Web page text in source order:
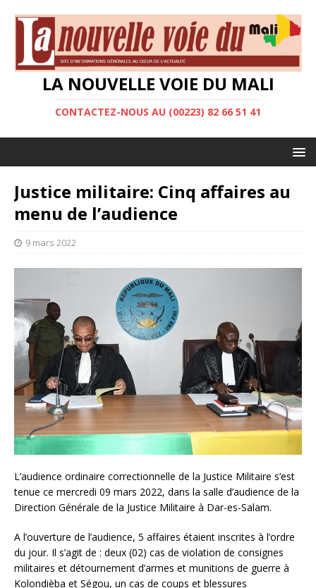
LA NOUVELLE VOIE DU MALI
CONTACTEZ-NOUS AU (00223) 82 66 51 41
Justice militaire: Cinq affaires au
menu de l’audience
9 mars 2022
L’audience ordinaire correctionnelle de la Justice Militaire s’est
tenue ce mercredi 09 mars 2022, dans la salle d’audience de la
Direction Générale de la Justice Militaire à Dar-es-Salam.
A l’ouverture de l’audience, 5 affaires étaient inscrites à l’ordre
du jour. Il s’agit de : deux (02) cas de violation de consignes
militaires et détournement d’armes et munitions de guerre à
Kolondièba et Ségou, un cas de coups et blessures